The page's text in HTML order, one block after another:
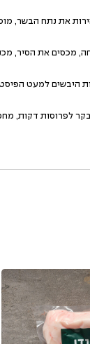
את נתח הבשר, מוסיפים את
מכסים את הסיר,
היבשים למעט
לפרוסות דקות,